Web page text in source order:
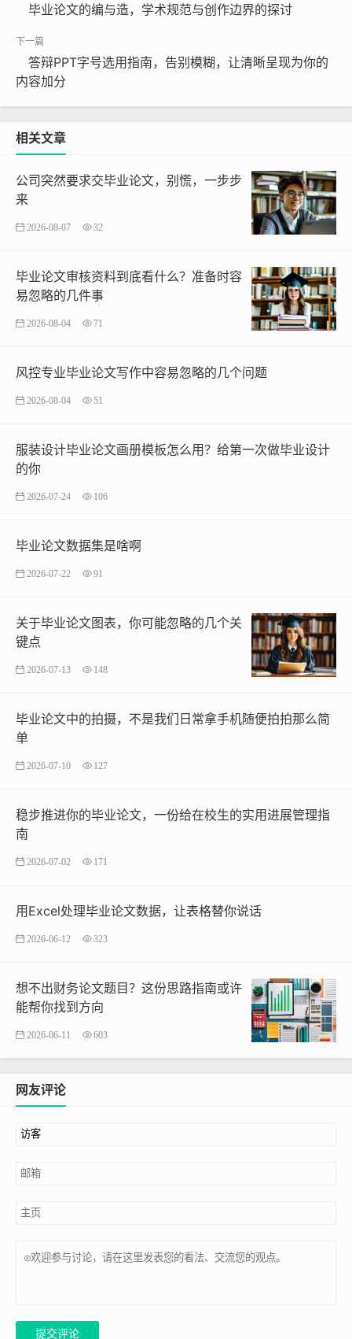
毕业论文的编与造，学术规范与创作边界的探讨
答辩PPT字号选用指南，告别模糊，让清晰呈现为你的
内容加分
相关文章
公司突然要求交毕业论文，别慌，一步步
来
2026-08-07 32
毕业论文审核资料到底看什么？准备时容
易忽略的几件事
2026-08-04 71
风控专业毕业论文写作中容易忽略的几个问题
2026-08-04 51
服装设计毕业论文画册模板怎么用？给第一次做毕业设计
的你
2026-07-24 106
毕业论文数据集是啥啊
2026-07-22 91
关于毕业论文图表，你可能忽略的几个关
键点
2026-07-13 148
毕业论文中的拍摄，不是我们日常拿手机随便拍拍那么简
单
2026-07-10 127
稳步推进你的毕业论文，一份给在校生的实用进展管理指
南
2026-07-02 171
用Excel处理毕业论文数据，让表格替你说话
2026-06-12 323
想不出财务论文题目？这份思路指南或许
能帮你找到方向
2026-06-11 603
网友评论
提交评论